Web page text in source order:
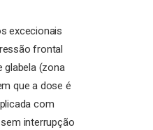
excecionais
frontal
glabela (zona
que a dose é
com
interrupção